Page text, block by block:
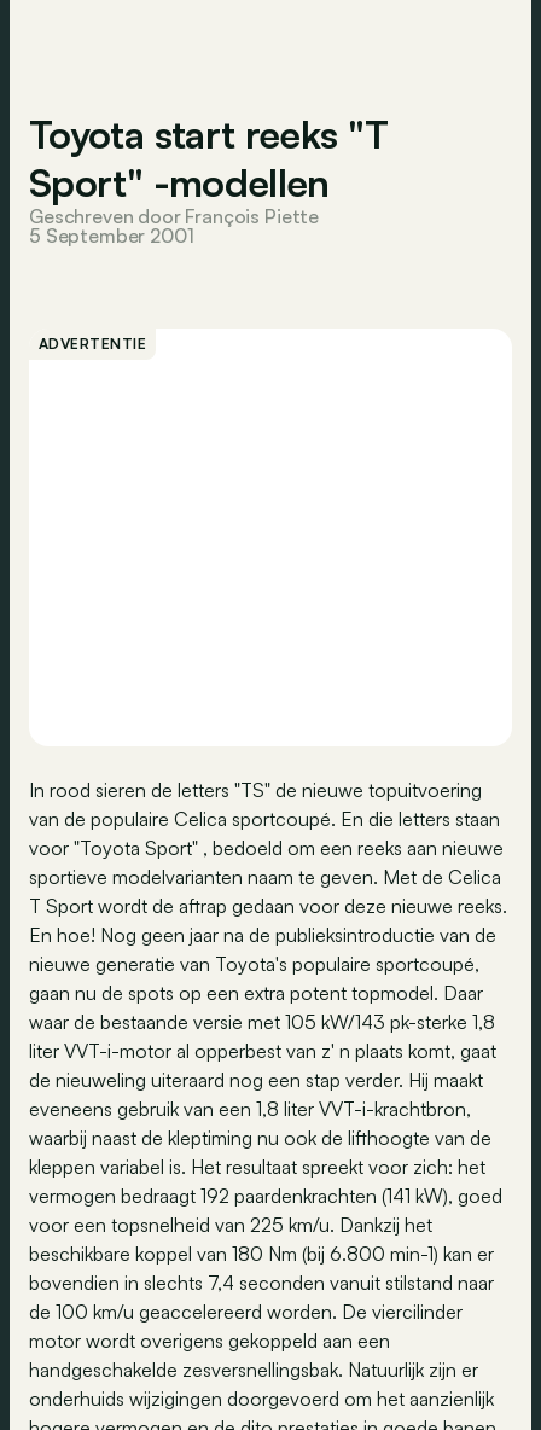
Toyota start reeks "T
Sport" -modellen
Geschreven door François Piette
5 September 2001
ADVERTENTIE
In rood sieren de letters "TS" de nieuwe topuitvoering
van de populaire Celica sportcoupé. En die letters staan
voor "Toyota Sport" , bedoeld om een reeks aan nieuwe
sportieve modelvarianten naam te geven. Met de Celica
T Sport wordt de aftrap gedaan voor deze nieuwe reeks.
En hoe! Nog geen jaar na de publieksintroductie van de
nieuwe generatie van Toyota's populaire sportcoupé,
gaan nu de spots op een extra potent topmodel. Daar
waar de bestaande versie met 105 kW/143 pk-sterke 1,8
liter VVT-i-motor al opperbest van z' n plaats komt, gaat
de nieuweling uiteraard nog een stap verder. Hij maakt
eveneens gebruik van een 1,8 liter VVT-i-krachtbron,
waarbij naast de kleptiming nu ook de lifthoogte van de
kleppen variabel is. Het resultaat spreekt voor zich: het
vermogen bedraagt 192 paardenkrachten (141 kW), goed
voor een topsnelheid van 225 km/u. Dankzij het
beschikbare koppel van 180 Nm (bij 6.800 min-1) kan er
bovendien in slechts 7,4 seconden vanuit stilstand naar
de 100 km/u geaccelereerd worden. De viercilinder
motor wordt overigens gekoppeld aan een
handgeschakelde zesversnellingsbak. Natuurlijk zijn er
onderhuids wijzigingen doorgevoerd om het aanzienlijk